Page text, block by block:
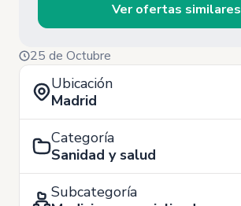
Ver ofertas similares
25 de Octubre
Ubicación
Madrid
Categoría
Sanidad y salud
Subcategoría